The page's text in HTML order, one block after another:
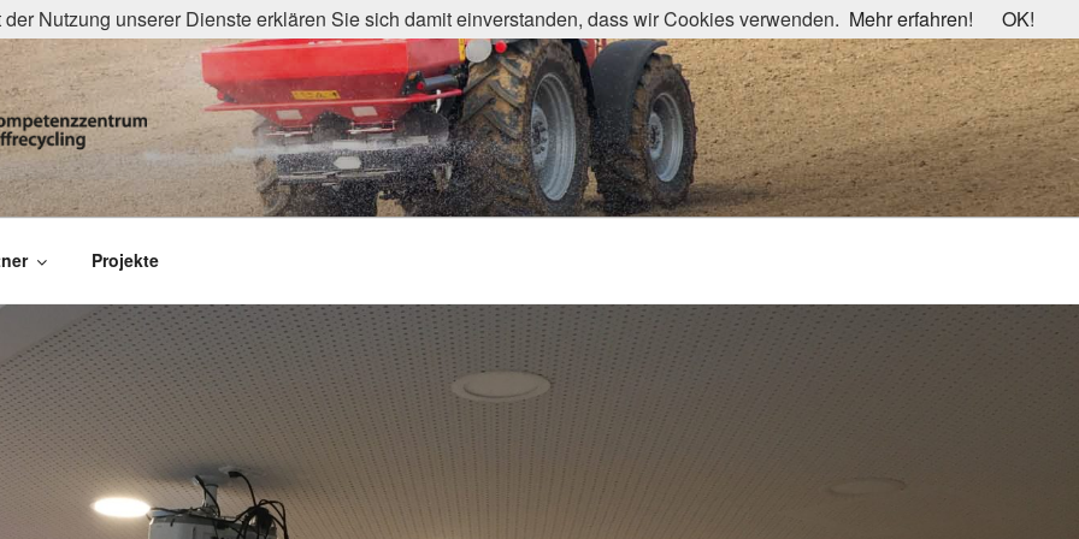
organisches Reststoffrecycling
Projekte
Nutzung unserer Dienste erklären Sie sich damit einverstanden, dass wir Cookies verwenden. Mehr erfahren! OK!